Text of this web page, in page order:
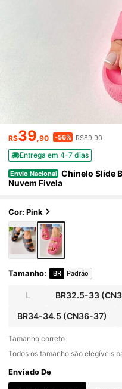
R$39,90 -56% R$89,90
Entrega em 4-7 dias
Envio Nacional Chinelo Slide
Nuvem Fivela
Cor: Pink
Tamanho: BR Padrão
L BR32.5-33
BR34-34.5 (CN36-37)
Tamanho correto
Todos os tamanho são elegíveis
Enviado De